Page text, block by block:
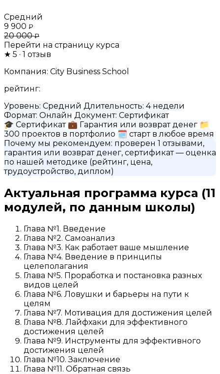
Средний
9 900 ₽
20 000₽
Перейти на страницу курса
★ 5 · 1 отзыв
Компания: City Business School
рейтинг:
Уровень: Средний Длительность: 4 недели
Формат: Онлайн Документ: Сертификат
🎓 Сертификат 💼 Гарантия или возврат денег 📁
300 проектов в портфолио 🗓 старт в любое время
Почему мы рекомендуем: проверен 1 отзывами,
гарантия или возврат денег, сертификат— оценка
по нашей методике (рейтинг, цена,
трудоустройство, диплом)
Актуальная программа курса (11
модулей, по данным школы)
Глава №1. Введение
Глава №2. Самоанализ
Глава №3. Как работает ваше мышление
Глава №4. Введение в принципы
целеполагания
Глава №5. Проработка и постановка разных
видов целей
Глава №6. Ловушки и барьеры на пути к
целям
Глава №7. Мотивация для достижения целей
Глава №8. Лайфхаки для эффективного
достижения целей
Глава №9. Инструменты для эффективного
достижения целей
Глава №10. Заключение
Глава №11. Обратная связь